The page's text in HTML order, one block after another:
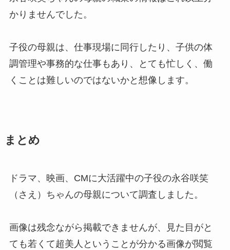
かりませんでした。
子役の母親は、仕事現場に同行したり、子供の体
調管理や事務的な仕事もあり、とても忙しく、働
くことは難しいのではないかと想像します。
まとめ
ドラマ、映画、CMに大活躍中の子役の永谷咲笑
（さえ）ちゃんの母親について調査しました。
画像は残念ながら掲載できませんが、見た目がと
ても若くて超美人ということが分かる画像が閲覧